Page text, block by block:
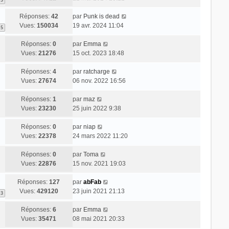
5
Réponses: 42
Vues: 150034
par Punk is dead
19 avr. 2024 11:04
Réponses:0
Vues:21276
par Emma
15 oct. 2023 18:48
Réponses:4
Vues:27674
par ratcharge
06 nov. 2022 16:56
Réponses:1
Vues:23230
par maz
25 juin 2022 9:38
Réponses:0
Vues:22378
par niap
24 mars 2022 11:20
Réponses:0
Vues:22876
par Toma
15 nov. 2021 19:03
Réponses:127
Vues: 429120
par abFab
23 juin 2021 21:13
Réponses:6
Vues:35471
par Emma
08 mai 2021 20:33